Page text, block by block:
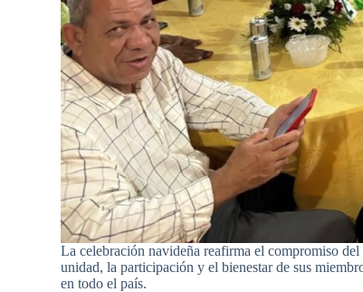
La celebración navideña reafirma el compromiso
unidad, la participación y el bienestar de sus
en todo el país.